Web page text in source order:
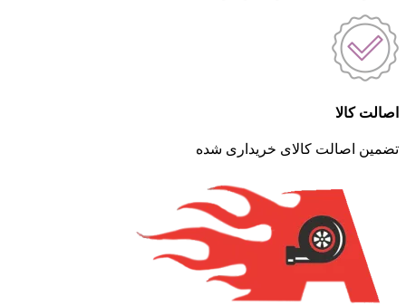
اصالت کالا
تضمین اصالت کالای خریداری شده